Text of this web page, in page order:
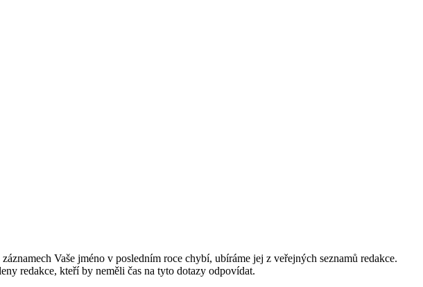
Vaše jméno v posledním roce chybí, ubíráme jej z veřejných seznamů redakce.
redakce, kteří by neměli čas na tyto dotazy odpovídat.